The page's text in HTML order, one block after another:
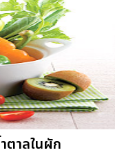
ตาลในผัก